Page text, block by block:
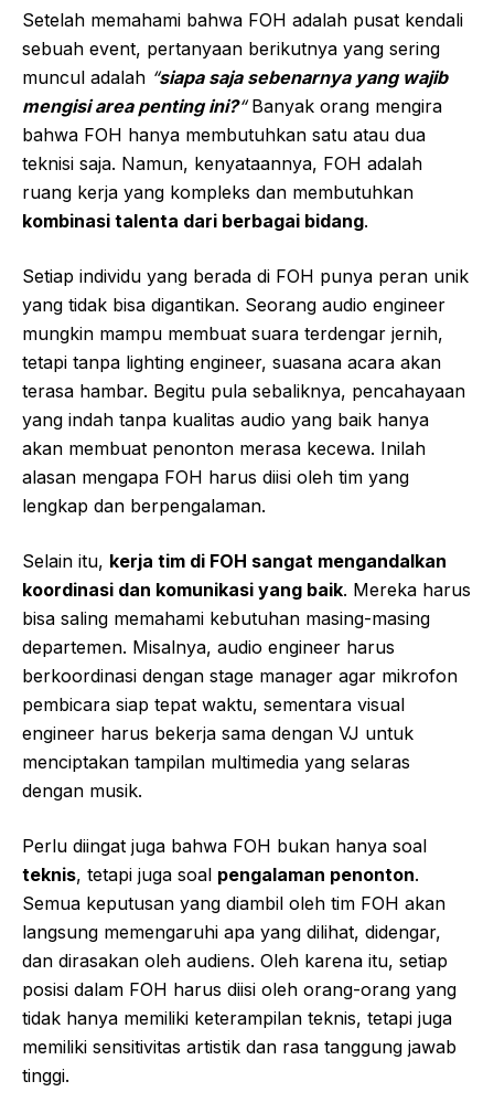
Setelah memahami bahwa FOH adalah pusat kendali
sebuah event, pertanyaan berikutnya yang sering
muncul adalah “siapa saja sebenarnya yang wajib
mengisi area penting ini?“Banyak orang mengira
bahwa FOH hanya membutuhkan satu atau dua
teknisi saja. Namun, kenyataannya, FOH adalah
ruang kerja yang kompleks dan membutuhkan
kombinasi talenta dari berbagai bidang.
Setiap individu yang berada di FOH punya peran unik
yang tidak bisa digantikan. Seorang audio engineer
mungkin mampu membuat suara terdengar jernih,
tetapi tanpa lighting engineer, suasana acara akan
terasa hambar. Begitu pula sebaliknya, pencahayaan
yang indah tanpa kualitas audio yang baik hanya
akan membuat penonton merasa kecewa. Inilah
alasan mengapa FOH harus diisi oleh tim yang
lengkap dan berpengalaman.
Selain itu, kerja tim di FOH sangat mengandalkan
koordinasi dan komunikasi yang baik. Mereka harus
bisa saling memahami kebutuhan masing-masing
departemen. Misalnya, audio engineer harus
berkoordinasi dengan stage manager agar mikrofon
pembicara siap tepat waktu, sementara visual
engineer harus bekerja sama dengan VJ untuk
menciptakan tampilan multimedia yang selaras
dengan musik.
Perlu diingat juga bahwa FOH bukan hanya soal
teknis, tetapi juga soal pengalaman penonton.
Semua keputusan yang diambil oleh tim FOH akan
langsung memengaruhi apa yang dilihat, didengar,
dan dirasakan oleh audiens. Oleh karena itu, setiap
posisi dalam FOH harus diisi oleh orang-orang yang
tidak hanya memiliki keterampilan teknis, tetapi juga
memiliki sensitivitas artistik dan rasa tanggung jawab
tinggi.